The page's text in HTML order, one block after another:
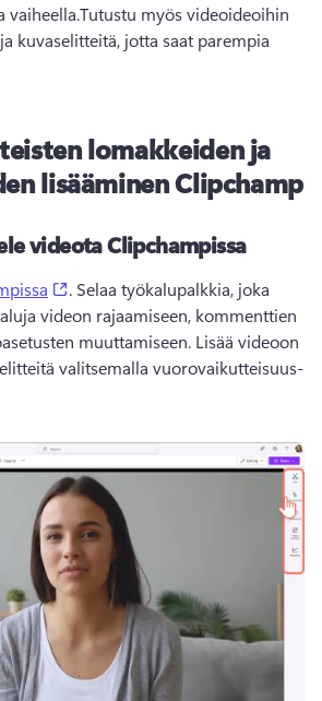
vaiheella.Tutustu myös videoideoihin
kuvaselitteitä, jotta saat parempia
lomakkeiden ja
lisääminen Clipchamp
videota Clipchampissa
(opens in a new tab)
. Selaa työkalupalkkia, joka
videon rajaamiseen, kommenttien
muuttamiseen. Lisää videoon
valitsemalla vuorovaikutteisuus-